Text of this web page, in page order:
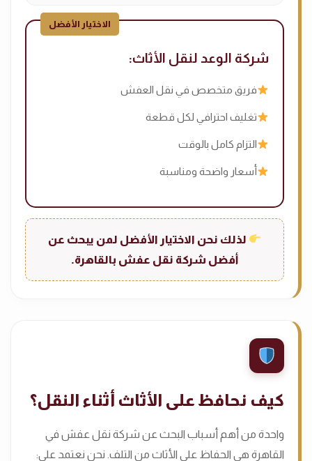
شركة الوعد لنقل الأثاث:
فريق متخصص في نقل العفش
تغليف احترافي لكل قطعة
التزام كامل بالوقت
أسعار واضحة ومناسبة
لذلك نحن الاختيار الأفضل لمن يبحث عن
أفضل شركة نقل عفش بالقاهرة.
كيف نحافظ على الأثاث أثناء النقل؟
واحدة من أهم أسباب البحث عن شركة نقل عفش في
القاهرة هي الحفاظ على الأثاث من التلف. نحن نعتمد على: